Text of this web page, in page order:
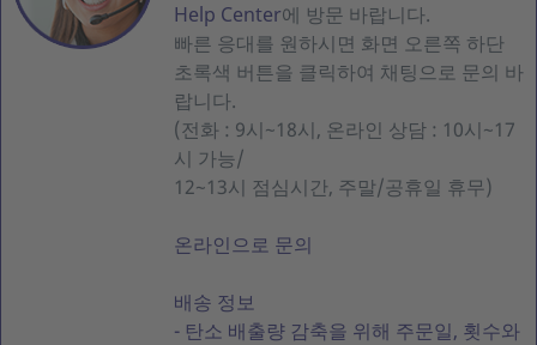
Help Center에 방문 바랍니다.
빠른 응대를 원하시면 화면 오른쪽 하단
초록색 버튼을 클릭하여 채팅으로 문의 바
랍니다.
(전화 : 9시~18시, 온라인 상담 : 10시~17
시 가능/
12~13시 점심시간, 주말/공휴일 휴무)
온라인으로 문의
배송 정보
- 탄소 배출량 감축을 위해 주문일, 횟수와